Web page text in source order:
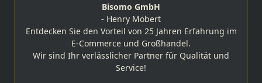
Bisomo GmbH
- Henry Möbert
Entdecken Sie den Vorteil von 25 Jahren Erfahrung im
E-Commerce und Großhandel.
Wir sind Ihr verlässlicher Partner für Qualität und
Service!